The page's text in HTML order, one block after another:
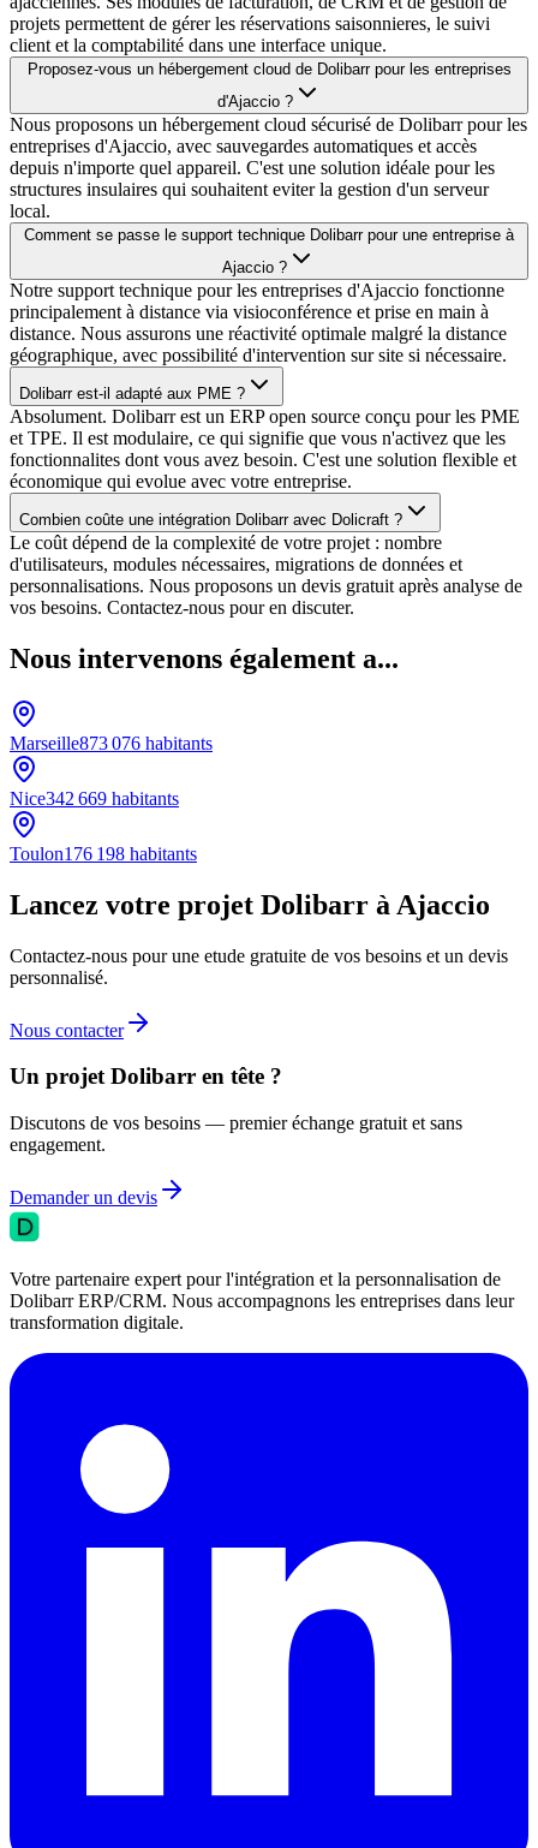
projets permettent de gérer les réservations saisonnieres, le suivi
client et la comptabilité dans une interface unique.
Proposez-vous un hébergement cloud de Dolibarr pour les entreprises
d'Ajaccio ?
Nous proposons un hébergement cloud sécurisé de Dolibarr pour les
entreprises d'Ajaccio, avec sauvegardes automatiques et accès
depuis n'importe quel appareil. C'est une solution idéale pour les
structures insulaires qui souhaitent eviter la gestion d'un serveur
local.
Comment se passe le support technique Dolibarr pour une entreprise à
Ajaccio ?
Notre support technique pour les entreprises d'Ajaccio fonctionne
principalement à distance via visioconférence et prise en main à
distance. Nous assurons une réactivité optimale malgré la distance
géographique, avec possibilité d'intervention sur site si nécessaire.
Dolibarr est-il adapté aux PME ?
Absolument. Dolibarr est un ERP open source conçu pour les PME
et TPE. Il est modulaire, ce qui signifie que vous n'activez que les
fonctionnalites dont vous avez besoin. C'est une solution flexible et
économique qui evolue avec votre entreprise.
Combien coûte une intégration Dolibarr avec Dolicraft ?
Le coût dépend de la complexité de votre projet : nombre
d'utilisateurs, modules nécessaires, migrations de données et
personnalisations. Nous proposons un devis gratuit après analyse de
vos besoins. Contactez-nous pour en discuter.
Nous intervenons également a...
Marseille873 076 habitants
Nice342 669 habitants
Toulon176 198 habitants
Lancez votre projet Dolibarr à Ajaccio
Contactez-nous pour une etude gratuite de vos besoins et un devis
personnalisé.
Nous contacter
Un projet Dolibarr en tête ?
Discutons de vos besoins — premier échange gratuit et sans
engagement.
Demander un devis
Votre partenaire expert pour l'intégration et la personnalisation de
Dolibarr ERP/CRM. Nous accompagnons les entreprises dans leur
transformation digitale.